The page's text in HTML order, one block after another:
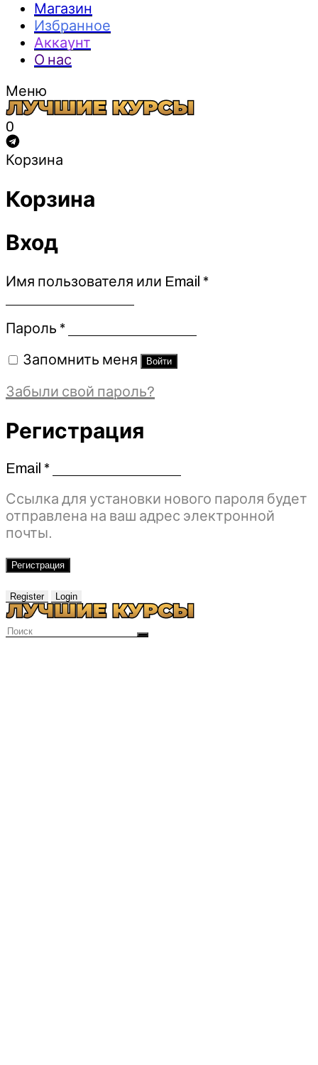
Магазин
Избранное
Аккаунт
О нас
Меню
0
Корзина
Корзина
Вход
Имя пользователя или Email *Обязательно
Пароль *Обязательно
Запомнить меня Войти
Забыли свой пароль?
Регистрация
Email *Обязательно
Ссылка для установки нового пароля будет
отправлена ​​на ваш адрес электронной
почты.
Регистрация
Register Login